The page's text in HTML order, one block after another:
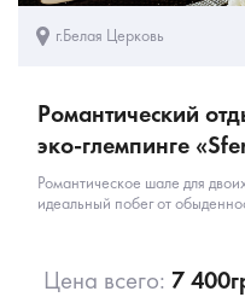
г.Белая Церковь
Романтический
эко-глемпинге
Романтическое шале для
идеальный побег от
Цена всего: 7 400